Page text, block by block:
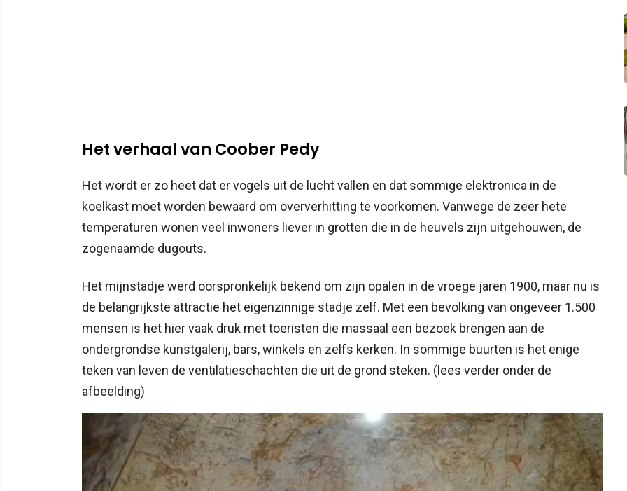
Het verhaal van Coober Pedy
Het wordt er zo heet dat er vogels uit de lucht vallen en dat sommige elektronica in de
koelkast moet worden bewaard om oververhitting te voorkomen. Vanwege de zeer hete
temperaturen wonen veel inwoners liever in grotten die in de heuvels zijn uitgehouwen, de
zogenaamde dugouts.
Het mijnstadje werd oorspronkelijk bekend om zijn opalen in de vroege jaren 1900, maar nu is
de belangrijkste attractie het eigenzinnige stadje zelf. Met een bevolking van ongeveer 1.500
mensen is het hier vaak druk met toeristen die massaal een bezoek brengen aan de
ondergrondse kunstgalerij, bars, winkels en zelfs kerken. In sommige buurten is het enige
teken van leven de ventilatieschachten die uit de grond steken. (lees verder onder de
afbeelding)